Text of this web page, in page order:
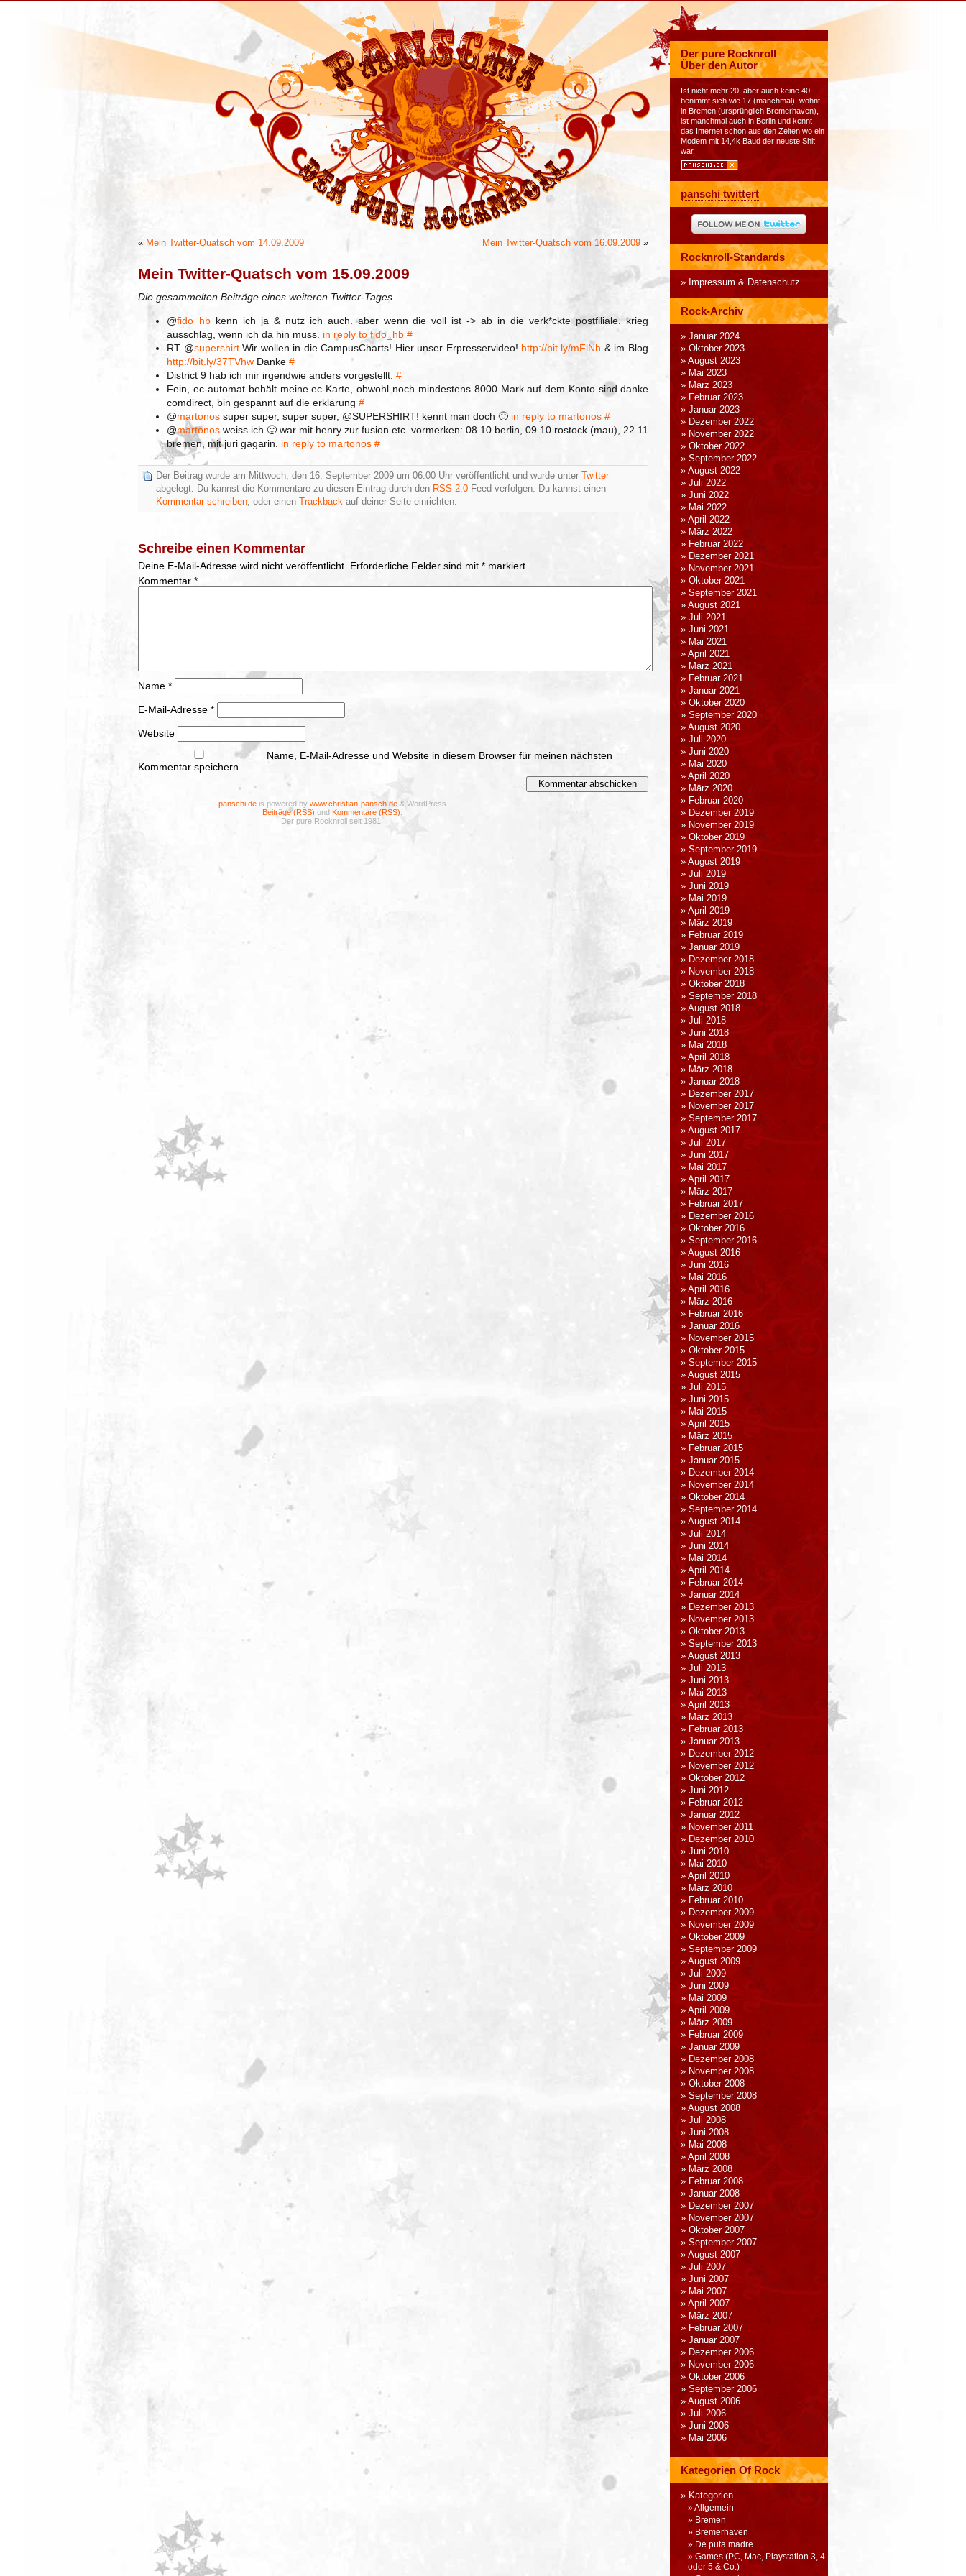
« Mein Twitter-Quatsch vom 14.09.2009 Mein Twitter-Quatsch vom 16.09.2009 »
Mein Twitter-Quatsch vom 15.09.2009
Die gesammelten Beiträge eines weiteren Twitter-Tages
@fido_hb kenn ich ja & nutz ich auch. aber wenn die voll ist -> ab in die verk*ckte postfiliale. krieg
ausschlag, wenn ich da hin muss. in reply to fido_hb #
RT @supershirtWir wollen in die CampusCharts! Hier unser Erpresservideo! http://bit.ly/mFlNh & im Blog
http://bit.ly/37TVhw Danke #
District 9 hab ich mir irgendwie anders vorgestellt. #
Fein, ec-automat behält meine ec-Karte, obwohl noch mindestens 8000 Mark auf dem Konto sind.danke
comdirect, bin gespannt auf die erklärung #
@martonos super super, super super, @SUPERSHIRT! kennt man doch 🙂 in reply to martonos #
@martonos weiss ich 🙂 war mit henry zur fusion etc. vormerken: 08.10 berlin, 09.10 rostock (mau), 22.11
bremen, mit juri gagarin. in reply to martonos #
Der Beitrag wurde am Mittwoch, den 16. September 2009 um 06:00 Uhr veröffentlicht und wurde unter
Twitter
abgelegt. Du kannst die Kommentare zu diesen Eintrag durch den RSS 2.0 Feed verfolgen. Du kannst einen
Kommentar schreiben, oder einen Trackback auf deiner Seite einrichten.
Schreibe einen Kommentar
Deine E-Mail-Adresse wird nicht veröffentlicht. Erforderliche Felder sind mit * markiert
Kommentar *
Name *
E-Mail-Adresse *
Website
Name, E-Mail-Adresse und Website in diesem Browser für meinen nächsten
Kommentar speichern.
Der pure Rocknroll
Über den Autor
Ist nicht mehr 20, aber auch keine 40,
benimmt sich wie 17 (manchmal), wohnt
in Bremen (ursprünglich Bremerhaven),
ist manchmal auch in Berlin und kennt
das Internet schon aus den Zeiten wo ein
Modem mit 14,4k Baud der neuste Shit
war.
panschi twittert
Rocknroll-Standards
Impressum & Datenschutz
Rock-Archiv
Januar 2024
Oktober 2023
August 2023
Mai 2023
März 2023
Februar 2023
Januar 2023
Dezember 2022
November 2022
Oktober 2022
September 2022
August 2022
Juli 2022
Juni 2022
Mai 2022
April 2022
März 2022
Februar 2022
Dezember 2021
November 2021
Oktober 2021
September 2021
August 2021
Juli 2021
Juni 2021
Mai 2021
April 2021
März 2021
Februar 2021
Januar 2021
Oktober 2020
September 2020
August 2020
Juli 2020
Juni 2020
Mai 2020
April 2020
März 2020
Februar 2020
Dezember 2019
November 2019
Oktober 2019
September 2019
August 2019
Juli 2019
Juni 2019
Mai 2019
April 2019
März 2019
Februar 2019
Januar 2019
Dezember 2018
November 2018
Oktober 2018
September 2018
August 2018
Juli 2018
Juni 2018
Mai 2018
April 2018
März 2018
Januar 2018
Dezember 2017
November 2017
September 2017
August 2017
Juli 2017
Juni 2017
Mai 2017
April 2017
März 2017
Februar 2017
Dezember 2016
Oktober 2016
September 2016
August 2016
Juni 2016
Mai 2016
April 2016
März 2016
Februar 2016
Januar 2016
November 2015
Oktober 2015
September 2015
August 2015
Juli 2015
Juni 2015
Mai 2015
April 2015
März 2015
Februar 2015
Januar 2015
Dezember 2014
November 2014
Oktober 2014
September 2014
August 2014
Juli 2014
Juni 2014
Mai 2014
April 2014
Februar 2014
Januar 2014
Dezember 2013
November 2013
Oktober 2013
September 2013
August 2013
Juli 2013
Juni 2013
Mai 2013
April 2013
März 2013
Februar 2013
Januar 2013
Dezember 2012
November 2012
Oktober 2012
Juni 2012
Februar 2012
Januar 2012
November 2011
Dezember 2010
Juni 2010
Mai 2010
April 2010
März 2010
Februar 2010
Dezember 2009
November 2009
Oktober 2009
September 2009
August 2009
Juli 2009
Juni 2009
Mai 2009
April 2009
März 2009
Februar 2009
Januar 2009
Dezember 2008
November 2008
Oktober 2008
September 2008
August 2008
Juli 2008
Juni 2008
Mai 2008
April 2008
März 2008
Februar 2008
Januar 2008
Dezember 2007
November 2007
Oktober 2007
September 2007
August 2007
Juli 2007
Juni 2007
Mai 2007
April 2007
März 2007
Februar 2007
Januar 2007
Dezember 2006
November 2006
Oktober 2006
September 2006
August 2006
Juli 2006
Juni 2006
Mai 2006
Kategorien Of Rock
Kategorien
Allgemein
Bremen
Bremerhaven
De puta madre
Games (PC, Mac, Playstation 3, 4
oder 5 & Co.)
panschi.deis powered by www.christian-pansch.de& WordPress
Beiträge (RSS) und Kommentare (RSS)
Der pure Rocknroll seit 1981!